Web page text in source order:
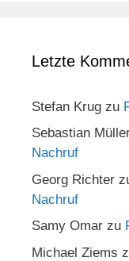
Letzte
Stefan Krug zu
Sebastian
Nachruf
Georg Richter
Nachruf
Samy Omar zu
Michael Ziems